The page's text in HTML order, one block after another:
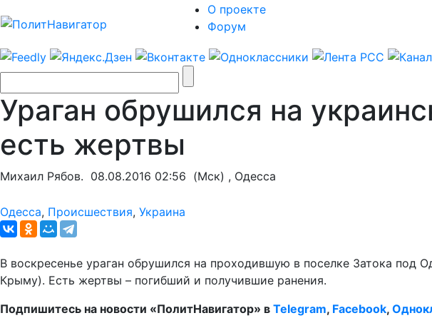
О проекте
Форум
Ураган обрушился на
есть жертвы
Михаил Рябов. 08.08.2016 02:56 (Мск) , Одесса
Одесса, Происшествия, Украина
В воскресенье ураган обрушился на проходившую в поселке Затока под
Крыму). Есть жертвы – погибший и получившие ранения.
Подпишитесь на новости «ПолитНавигатор» в Telegram, Facebook,